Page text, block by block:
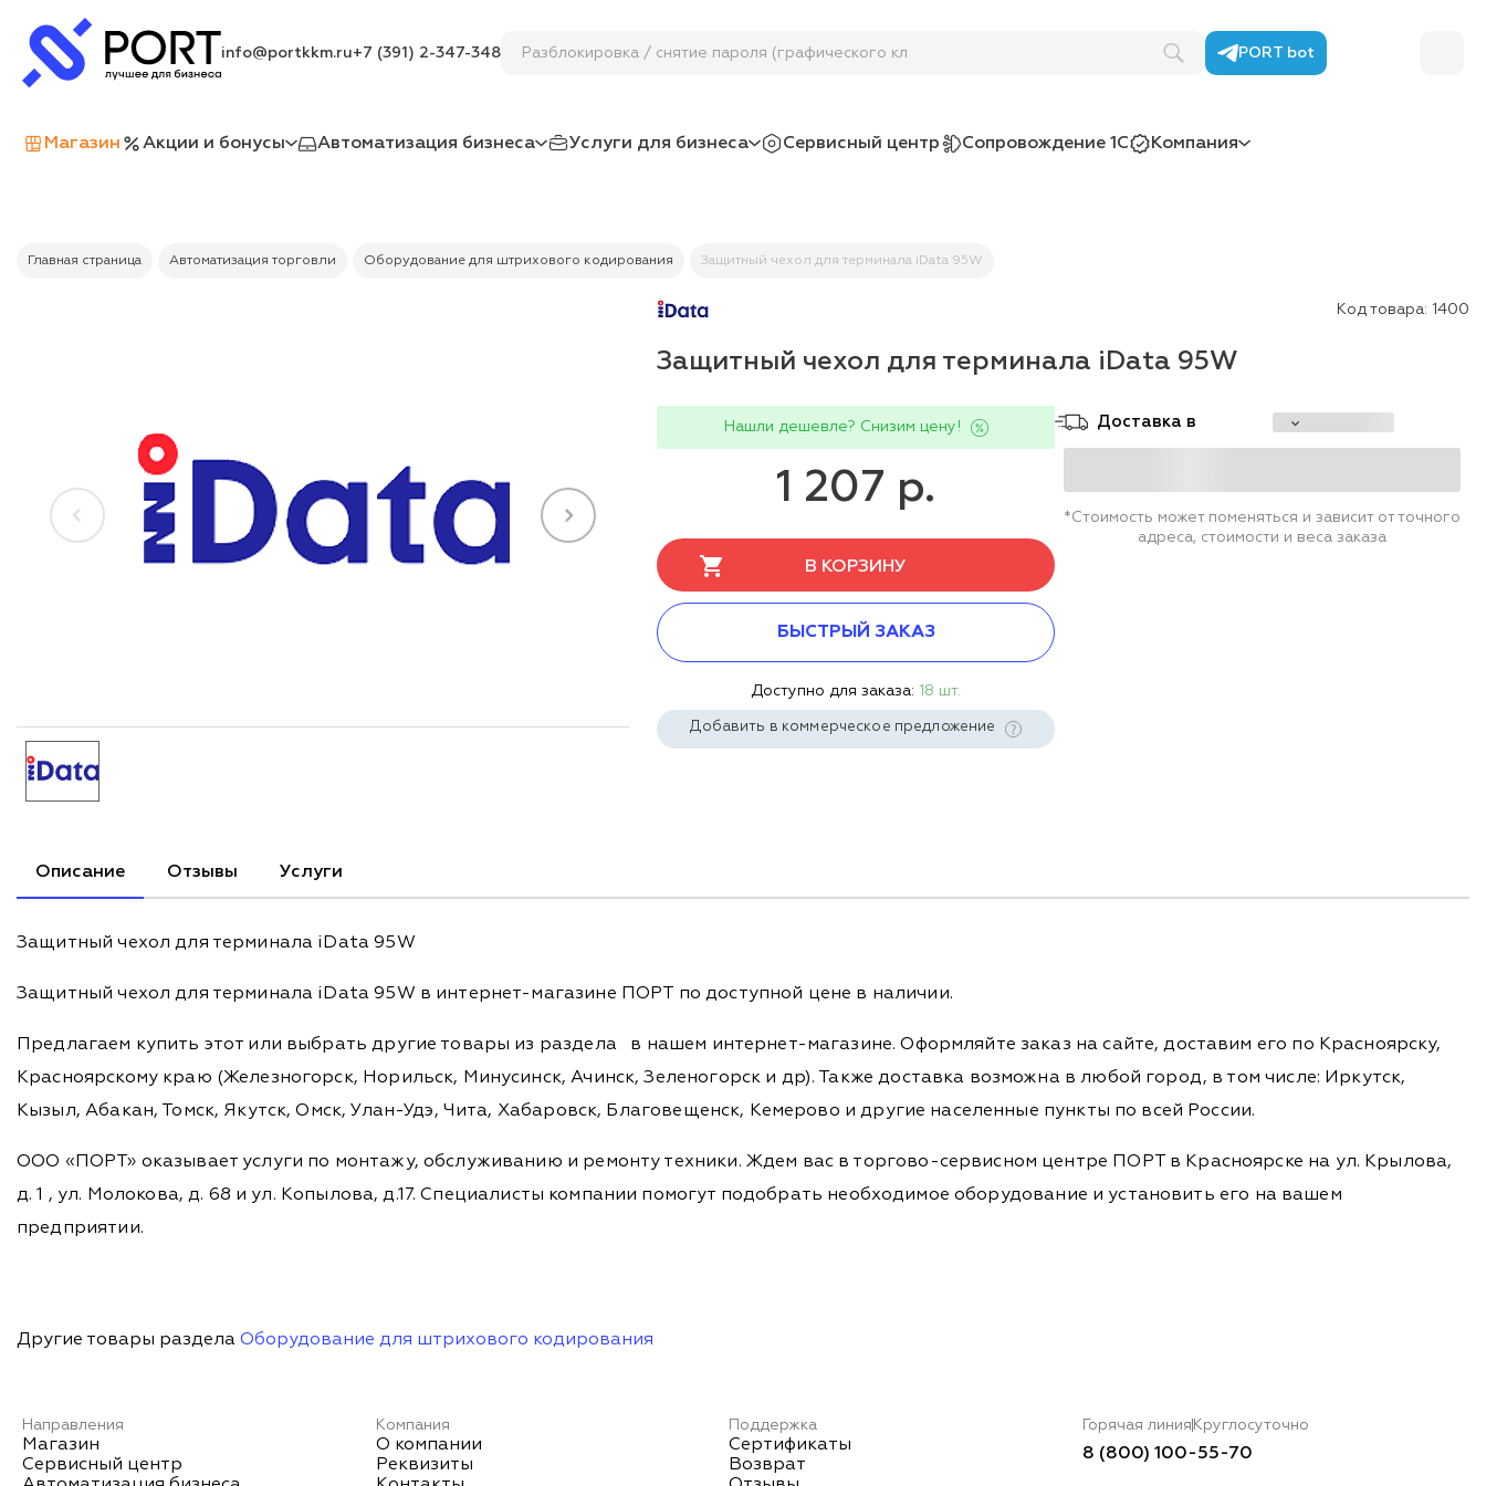
info@portkkm.ru+7 (391) 2-347-348 Разблокировка / снятие пароля (графического ключа) PORT bot
Магазин Акции и бонусы Автоматизация бизнеса Услуги для бизнеса Сервисный центр Сопровождение 1С Компания
Главная страница Автоматизация торговли Оборудование для штрихового кодирования Защитный чехол для терминала iData 95W
Код товара: 1400
Защитный чехол для терминала iData 95W
Нашли дешевле? Снизим цену!
1 207 р.
В КОРЗИНУ
БЫСТРЫЙ ЗАКАЗ
Доступно для заказа: 18 шт.
Добавить в коммерческое предложение
Доставка в
*Стоимость может поменяться и зависит от точного
адреса, стоимости и веса заказа
Описание Отзывы Услуги
Защитный чехол для терминала iData 95W
Защитный чехол для терминала iData 95W в интернет-магазине ПОРТ по доступной цене в наличии.
Предлагаем купить этот или выбрать другие товары из раздела
в нашем интернет-магазине. Оформляйте заказ на сайте, доставим его по Красноярску,
Красноярскому краю (Железногорск, Норильск, Минусинск, Ачинск, Зеленогорск и др). Также доставка возможна в любой город, в том числе: Иркутск,
Кызыл, Абакан, Томск, Якутск, Омск, Улан-Удэ, Чита, Хабаровск, Благовещенск, Кемерово и другие населенные пункты по всей России.
ООО «ПОРТ» оказывает услуги по монтажу, обслуживанию и ремонту техники. Ждем вас в торгово-сервисном центре ПОРТ в Красноярске на ул. Крылова,
д. 1 , ул. Молокова, д. 68 и ул. Копылова, д.17. Специалисты компании помогут подобрать необходимое оборудование и установить его на вашем
предприятии.
Другие товары раздела Оборудование для штрихового кодирования
Направления
Магазин
Сервисный центр
Компания
О компании
Реквизиты
Поддержка
Сертификаты
Возврат
Горячая линия Круглосуточно
8 (800) 100-55-70